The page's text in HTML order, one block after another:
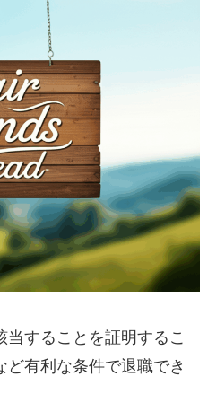
することを証明するこ
ど有利な条件で退職でき